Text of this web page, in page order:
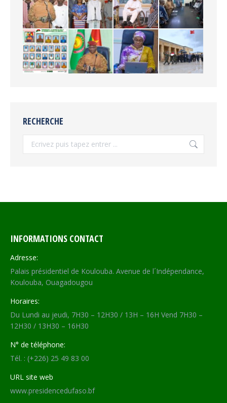
RECHERCHE
Recherche
INFORMATIONS CONTACT
Adresse:
Palais présidentiel de Koulouba. Avenue de l´Indépendance,
Koulouba, Ouagadougou
Horaires:
Du Lundi au jeudi, 7H30 – 12H30 / 13H – 16H Vend 7H30 –
12H30 / 13H30 – 16H30
N° de téléphone:
Tél. : (+226) 25 49 83 00
URL site web
www.presidencedufaso.bf